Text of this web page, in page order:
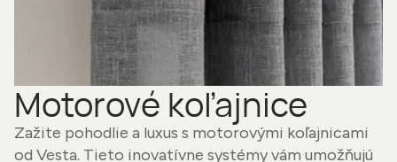
Motorové koľajnice
Zažite pohodlie a luxus s motorovými koľajnicami
od Vesta. Tieto inovatívne systémy vám umožňujú